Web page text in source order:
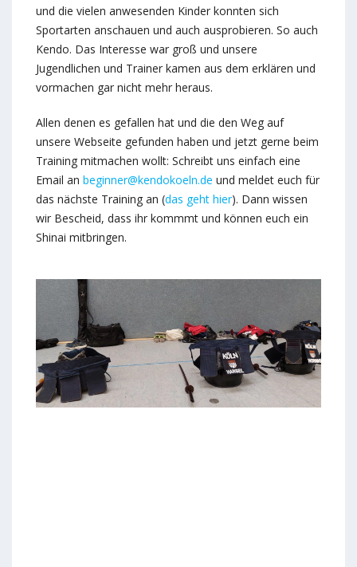
und die vielen anwesenden Kinder konnten sich
Sportarten anschauen und auch ausprobieren. So auch
Kendo. Das Interesse war groß und unsere
Jugendlichen und Trainer kamen aus dem erklären und
vormachen gar nicht mehr heraus.
Allen denen es gefallen hat und die den Weg auf
unsere Webseite gefunden haben und jetzt gerne beim
Training mitmachen wollt: Schreibt uns einfach eine
Email an beginner@kendokoeln.de und meldet euch für
das nächste Training an (das geht hier). Dann wissen
wir Bescheid, dass ihr kommmt und können euch ein
Shinai mitbringen.